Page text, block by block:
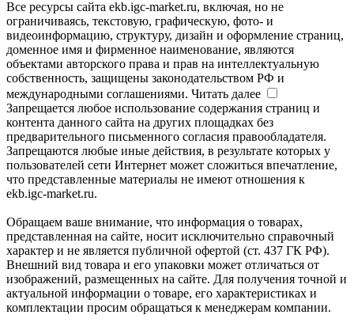
Все ресурсы сайта ekb.igc-market.ru, включая, но не
ограничиваясь, текстовую, графическую, фото- и
видеоинформацию, структуру, дизайн и оформление страниц,
доменное имя и фирменное наименование, являются
объектами авторского права и прав на интеллектуальную
собственность, защищены законодательством РФ и
международными соглашениями. Читать далее
Запрещается любое использование содержания страниц и
контента данного сайта на других площадках без
предварительного письменного согласия правообладателя.
Запрещаются любые иные действия, в результате которых у
пользователей сети Интернет может сложиться впечатление,
что представленные материалы не имеют отношения к
ekb.igc-market.ru.
Обращаем ваше внимание, что информация о товарах,
представленная на сайте, носит исключительно справочный
характер и не является публичной офертой (ст. 437 ГК РФ).
Внешний вид товара и его упаковки может отличаться от
изображений, размещенных на сайте. Для получения точной и
актуальной информации о товаре, его характеристиках и
комплектации просим обращаться к менеджерам компании.